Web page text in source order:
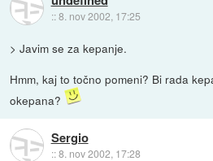
::8. nov 2002, 17:25
> Javim se za kepanje.
Hmm, kaj to točno pomeni? Bi rada
okepana?
Sergio
::8. nov 2002, 17:28